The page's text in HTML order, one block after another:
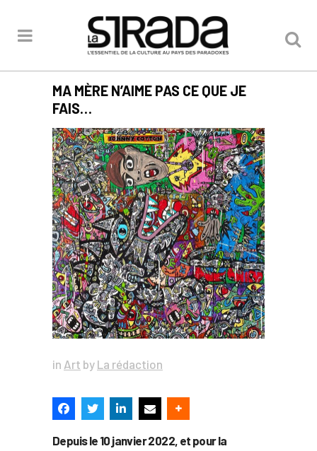
MA MÈRE N’AIME PAS CE QUE JE
FAIS…
in Art by La rédaction
Depuis le 10 janvier 2022, et pour la